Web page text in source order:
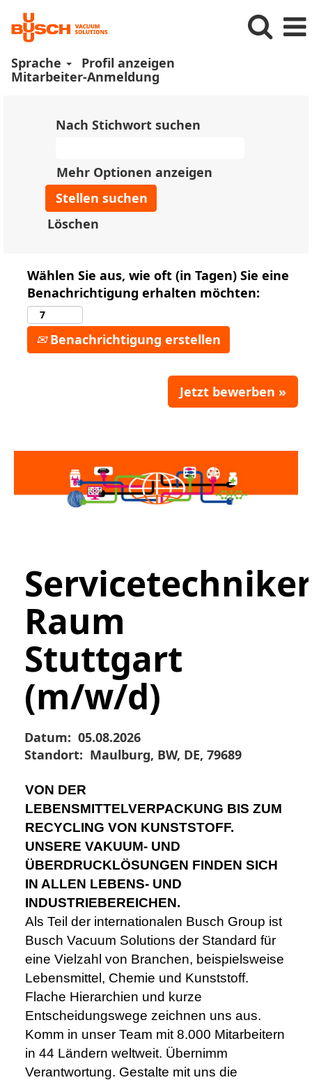
Sprache
Profil anzeigen
Mitarbeiter-Anmeldung
Nach Stichwort suchen
Mehr Optionen anzeigen
Löschen
Wählen Sie aus, wie oft (in Tagen) Sie eine
Benachrichtigung erhalten möchten:
Benachrichtigung erstellen
Jetzt bewerben »
Servicetechniker
Raum
Stuttgart
(m/w/d)
Datum: 05.08.2026
Standort: Maulburg, BW, DE, 79689
VON DER
LEBENSMITTELVERPACKUNG BIS ZUM
RECYCLING VON KUNSTSTOFF.
UNSERE VAKUUM- UND
ÜBERDRUCKLÖSUNGEN FINDEN SICH
IN ALLEN LEBENS- UND
INDUSTRIEBEREICHEN.
Als Teil der internationalen Busch Group ist
Busch Vacuum Solutions der Standard für
eine Vielzahl von Branchen, beispielsweise
Lebensmittel, Chemie und Kunststoff.
Flache Hierarchien und kurze
Entscheidungswege zeichnen uns aus.
Komm in unser Team mit 8.000 Mitarbeitern
in 44 Ländern weltweit. Übernimm
Verantwortung. Gestalte mit uns die